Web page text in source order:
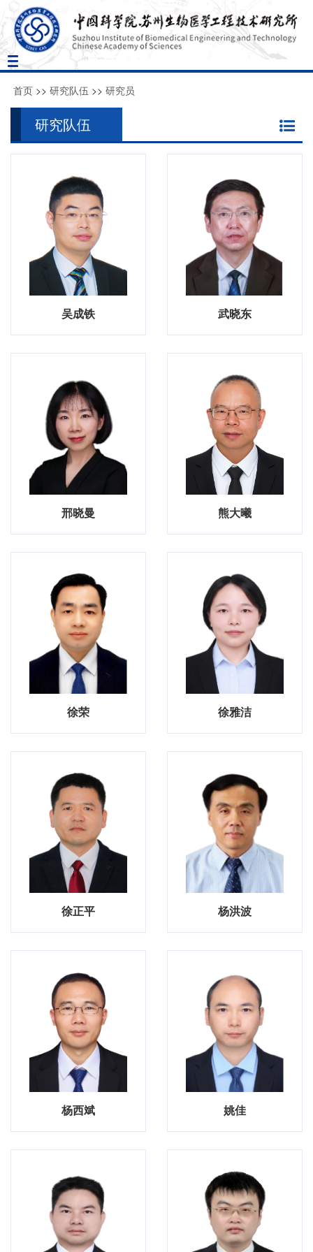
Toggle
navigation
首页 >> 研究队伍 >> 研究员
研究队伍
吴成铁 武晓东
邢晓曼 熊大曦
徐荣 徐雅洁
徐正平 杨洪波
杨西斌 姚佳